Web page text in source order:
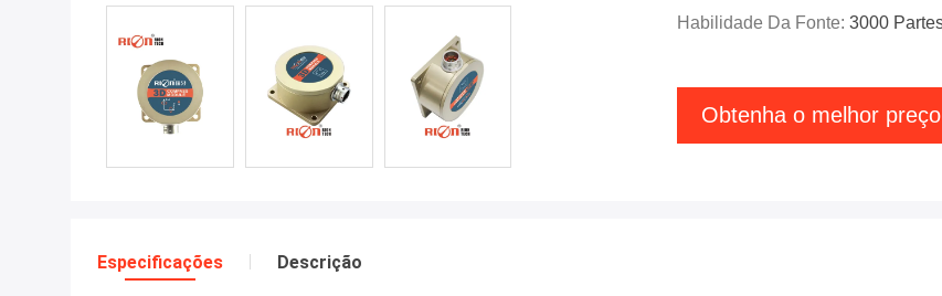
Habilidade Da Fonte: 3000
Obtenha o melhor preço
Especificações Descrição